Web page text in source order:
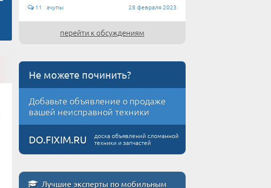
11 ачупы 28 февраля 2023
перейти к обсуждениям
Не можете починить?
Добавьте объявление о продаже
вашей неисправной техники
DO.FIXIM.RU
доска объявлений сломанной
техники и запчастей
Лучшие эксперты по мобильным